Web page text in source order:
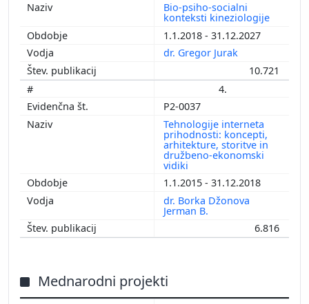
Bio-psiho-socialni
konteksti kineziologije
1.1.2018 - 31.12.2027
dr. Gregor Jurak
10.721
4.
P2-0037
Tehnologije interneta
prihodnosti: koncepti,
arhitekture, storitve in
družbeno-ekonomski
vidiki
1.1.2015 - 31.12.2018
dr. Borka Džonova
Jerman B.
6.816
Mednarodni projekti